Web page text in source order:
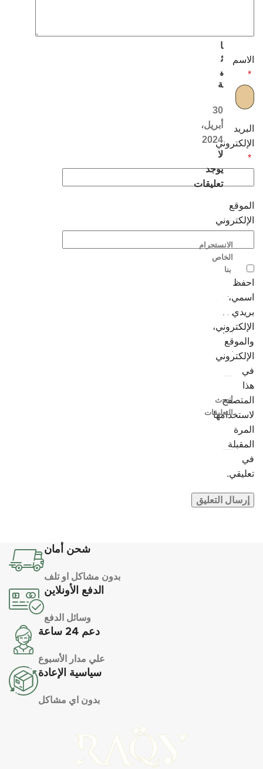
الاسم
*
البريد
الإلكتروني
*
الموقع
الإلكتروني
احفظ
اسمي،
بريدي
الإلكتروني،
والموقع
الإلكتروني
في
هذا
المتصفح
لاستخدامها
المرة
المقبلة
في
تعليقي.
ا
ئ
ي
ة
30
أبريل،
2024
لا
يوجد
تعليقات
الانستجرام
الخاص
بنا
أحدث
التعليقات
شحن أمان
بدون مشاكل او تلف
الدفع الأونلاين
وسائل الدفع
دعم 24 ساعة
علي مدار الأسبوع
سياسية الإعادة
بدون اي مشاكل